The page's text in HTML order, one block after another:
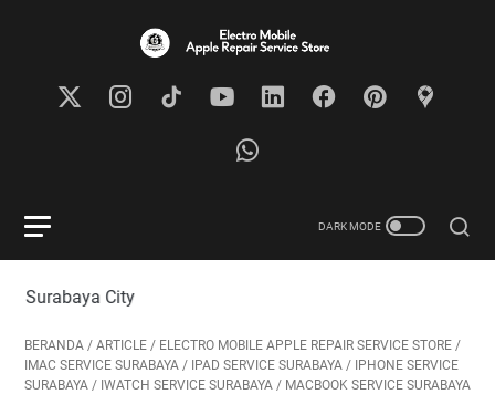
BERANDA / ARTICLE / ELECTRO MOBILE APPLE REPAIR SERVICE STORE /
IMAC SERVICE SURABAYA / IPAD SERVICE SURABAYA / IPHONE SERVICE
SURABAYA / IWATCH SERVICE SURABAYA / MACBOOK SERVICE SURABAYA